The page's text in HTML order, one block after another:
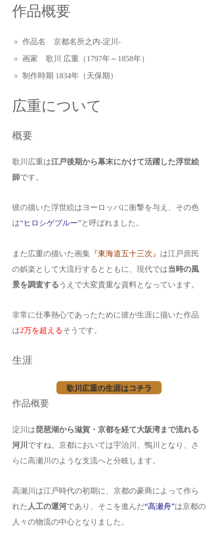
作品概要
作品名 京都名所之内-淀川-
画家 歌川 広重（1797年～1858年）
制作時期 1834年（天保期）
広重について
概要
歌川広重は江戸後期から幕末にかけて活躍した浮世絵
師です。
彼の描いた浮世絵はヨーロッパに衝撃を与え、その色
は“ヒロシゲブルー”と呼ばれました。
また広重の描いた画集『東海道五十三次』 は江戸庶民
の娯楽として大流行するとともに、現代では当時の風
景を調査する うえで大変貴重な資料となっています。
非常に仕事熱心であったために彼が生涯に描いた作品
は2万を超えるそうです。
生涯
歌川広重の生涯はコチラ
作品概要
淀川は琵琶湖から滋賀・京都を経て大阪湾まで流れる
河川 ですね。京都においては宇治川、鴨川となり、さ
らに高瀬川のような支流へと分岐します。
高瀬川は江戸時代の初期に、京都の豪商によって作ら
れた 人工の運河であり、そこを進んだ“高瀬舟”は京都の
人々の物流の中心となりました。